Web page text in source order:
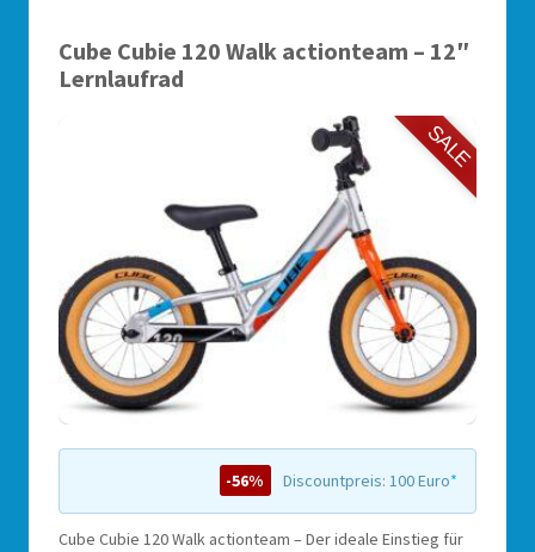
Cube Cubie 120 Walk actionteam – 12″
Lernlaufrad
SALE
-56% Discountpreis: 100 Euro*
Cube Cubie 120 Walk actionteam – Der ideale Einstieg für